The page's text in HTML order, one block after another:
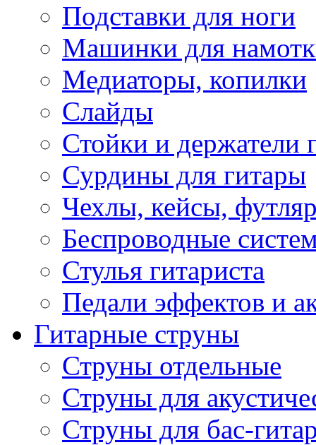
Подставки для ноги
Машинки для
Медиаторы, копилки
Слайды
Стойки и держатели
Сурдины для гитары
Чехлы, кейсы,
Беспроводные
Стулья гитариста
Педали эффектов и
Гитарные струны
Струны отдельные
Струны для
Струны для бас-